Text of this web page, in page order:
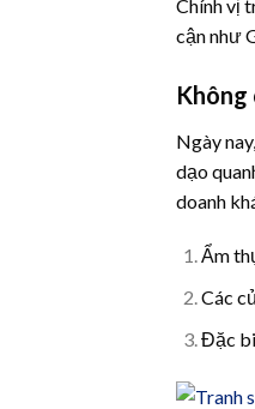
Chính vị
cận như
Không
Ngày
dạo
doanh
Ẩm
Các
Đặc